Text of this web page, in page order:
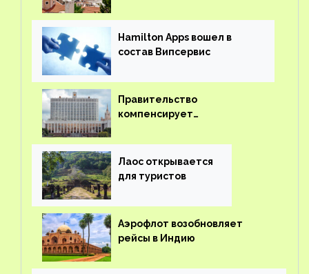
Hamilton Apps вошел в
состав Випсервис
Правительство
компенсирует
вывоз россиян из-за рубежа
Лаос открывается
для туристов
Аэрофлот возобновляет
рейсы в Индию